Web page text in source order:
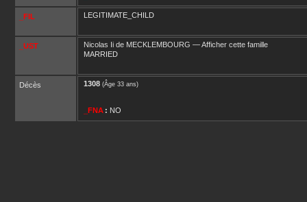
_FIL LEGITIMATE_CHILD
_UST Nicolas Ii de MECKLEMBOURG —Afficher cette famille
MARRIED
Décès 1308 (Âge 33 ans)
_FNA : NO